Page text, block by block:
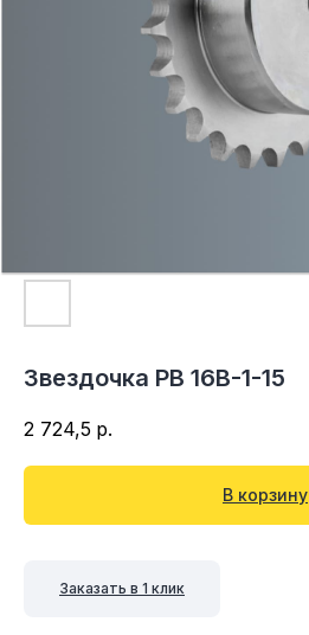
Звездочка PB 16B-1-15
2 724,5 р.
В корзину
Заказать в 1 клик